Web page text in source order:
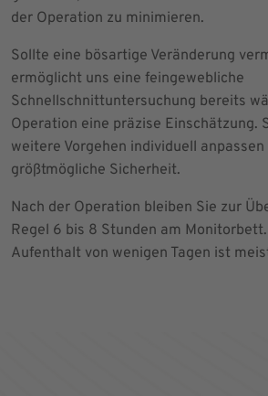
der Operation zu minimieren.
Sollte eine bösartige Veränderung
ermöglicht uns eine feingewebliche
Schnellschnittuntersuchung bereits
Operation eine präzise Einschätzung.
weitere Vorgehen individuell anpassen
größtmögliche Sicherheit.
Nach der Operation bleiben Sie zur
Regel 6 bis 8 Stunden am
Aufenthalt von wenigen Tagen ist